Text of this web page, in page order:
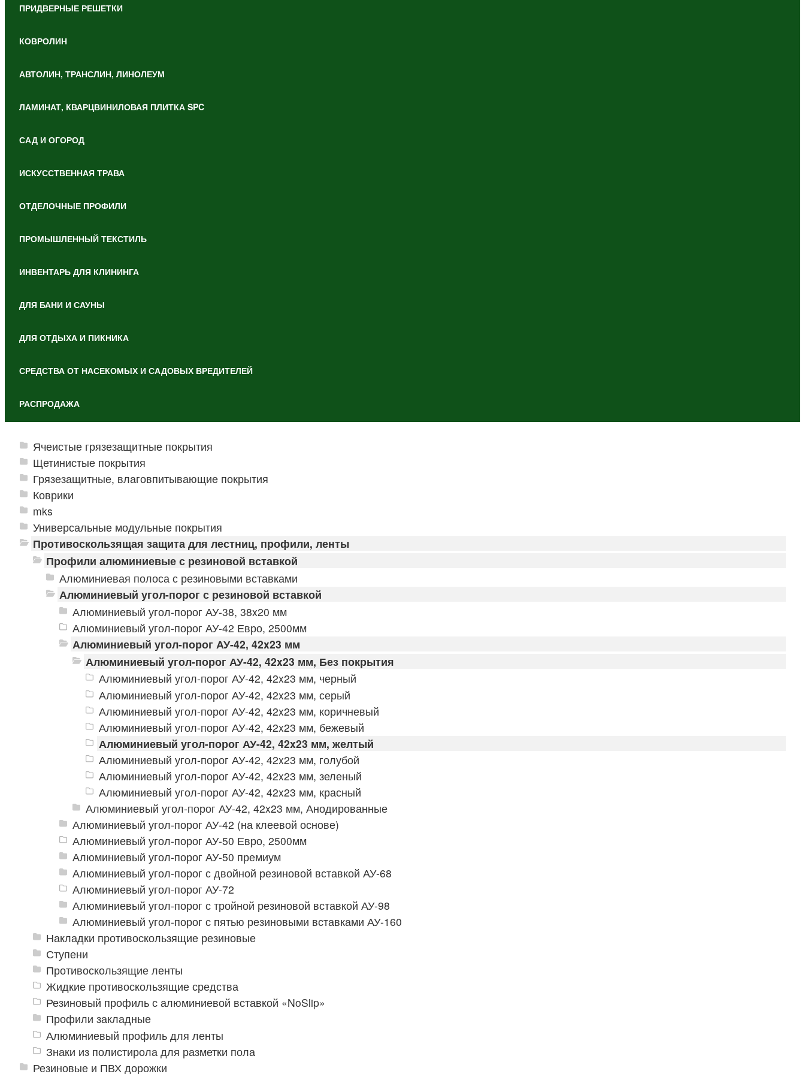
ПРИДВЕРНЫЕ РЕШЕТКИ
КОВРОЛИН
АВТОЛИН, ТРАНСЛИН, ЛИНОЛЕУМ
ЛАМИНАТ, КВАРЦВИНИЛОВАЯ ПЛИТКА SPC
САД И ОГОРОД
ИСКУССТВЕННАЯ ТРАВА
ОТДЕЛОЧНЫЕ ПРОФИЛИ
ПРОМЫШЛЕННЫЙ ТЕКСТИЛЬ
ИНВЕНТАРЬ ДЛЯ КЛИНИНГА
ДЛЯ БАНИ И САУНЫ
ДЛЯ ОТДЫХА И ПИКНИКА
СРЕДСТВА ОТ НАСЕКОМЫХ И САДОВЫХ ВРЕДИТЕЛЕЙ
РАСПРОДАЖА
Ячеистые грязезащитные покрытия
Щетинистые покрытия
Грязезащитные, влаговпитывающие покрытия
Коврики
mks
Универсальные модульные покрытия
Противоскользящая защита для лестниц, профили, ленты
Профили алюминиевые с резиновой вставкой
Алюминиевая полоса с резиновыми вставками
Алюминиевый угол-порог с резиновой вставкой
Алюминиевый угол-порог АУ-38, 38x20 мм
Алюминиевый угол-порог АУ-42 Евро, 2500мм
Алюминиевый угол-порог АУ-42, 42x23 мм
Алюминиевый угол-порог АУ-42, 42x23 мм, Без покрытия
Алюминиевый угол-порог АУ-42, 42x23 мм, черный
Алюминиевый угол-порог АУ-42, 42x23 мм, серый
Алюминиевый угол-порог АУ-42, 42x23 мм, коричневый
Алюминиевый угол-порог АУ-42, 42x23 мм, бежевый
Алюминиевый угол-порог АУ-42, 42x23 мм, желтый
Алюминиевый угол-порог АУ-42, 42x23 мм, голубой
Алюминиевый угол-порог АУ-42, 42x23 мм, зеленый
Алюминиевый угол-порог АУ-42, 42x23 мм, красный
Алюминиевый угол-порог АУ-42, 42x23 мм, Анодированные
Алюминиевый угол-порог АУ-42 (на клеевой основе)
Алюминиевый угол-порог АУ-50 Евро, 2500мм
Алюминиевый угол-порог АУ-50 премиум
Алюминиевый угол-порог с двойной резиновой вставкой АУ-68
Алюминиевый угол-порог АУ-72
Алюминиевый угол-порог с тройной резиновой вставкой АУ-98
Алюминиевый угол-порог с пятью резиновыми вставками АУ-160
Накладки противоскользящие резиновые
Ступени
Противоскользящие ленты
Жидкие противоскользящие средства
Резиновый профиль с алюминиевой вставкой «NoSlip»
Профили закладные
Алюминиевый профиль для ленты
Знаки из полистирола для разметки пола
Резиновые и ПВХ дорожки